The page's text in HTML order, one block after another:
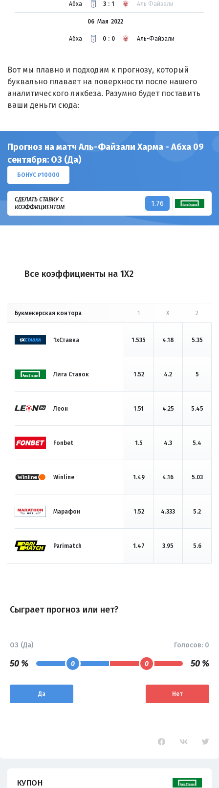
Абха 3:1 Аль Файзали
06 Мая
Абха 0:0 Аль-Файзали
2022
Вот мы плавно и подходим к прогнозу, который
буквально плавает на поверхности после нашего
аналитического ликбеза. Разумно будет поставить
ваши деньги сюда:
Прогноз на матч Аль-Файзали Харма - Абха 09
сентября: ОЗ (Да)
БОНУС ₽10000
СДЕЛАТЬ СТАВКУ С
КОЭФФИЦИЕНТОМ
1.76
Все коэффициенты на 1X2
Букмекерская контора 1 X 2
1хСтавка 1.535 4.18 5.35
Лига Ставок 1.52 4.2 5
Леон 1.51 4.25 5.45
Fonbet 1.5 4.3 5.4
Winline 1.49 4.16 5.03
Марафон 1.52 4.333 5.2
Parimatch 1.47 3.95 5.6
Сыграет прогноз или нет?
ОЗ (Да) Голосов: 0
50 % 0 0 50 %
Да Нет
КУПОН